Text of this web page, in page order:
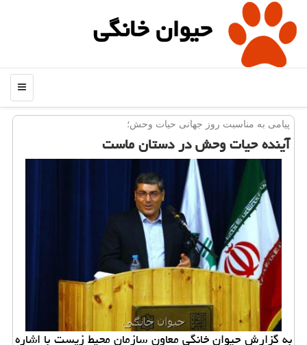
حیوان خانگی
منو
پیامی به مناسبت روز جهانی حیات وحش؛
آینده حیات وحش در دستان ماست
به گزارش حیوان خانگی معاون سازمان محیط زیست با اشاره